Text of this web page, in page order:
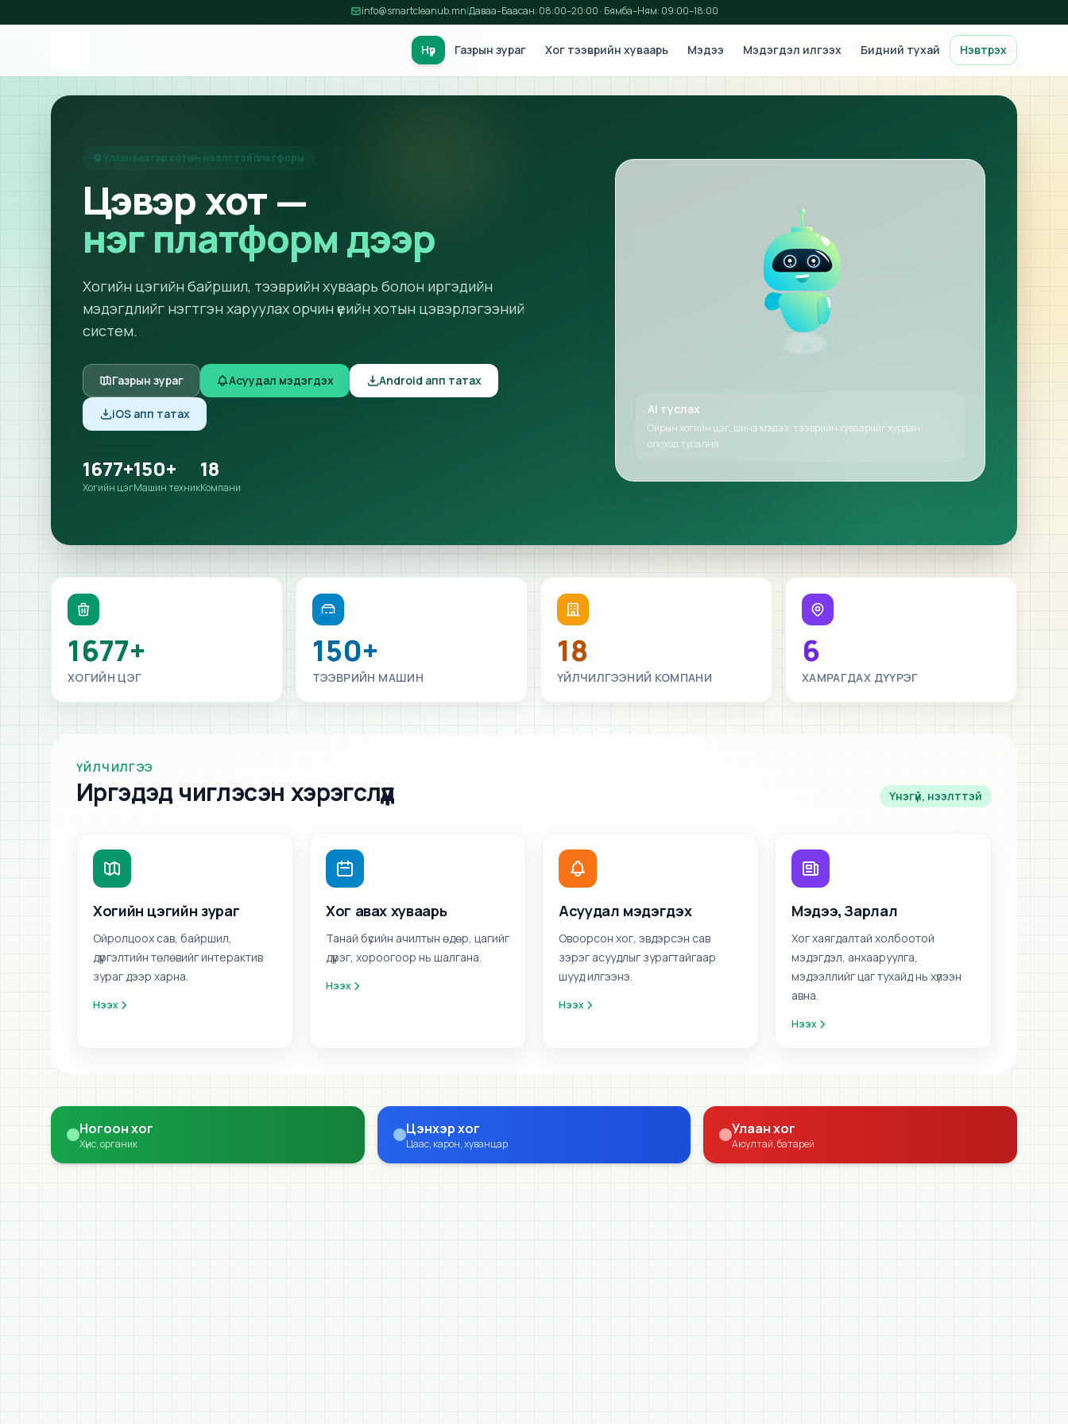
info@smartcleanub.mn|Даваа–Баасан: 08:00–20:00 · Бямба–Ням: 09:00–18:00
Нүүр Газрын зураг Хог тээврийн хуваарь Мэдээ Мэдэгдэл илгээх Бидний тухай Нэвтрэх
Улаанбаатар хотын нээлттэй платформ
Цэвэр хот —
нэг платформ дээр
Хогийн цэгийн байршил, тээврийн хуваарь болон иргэдийн
мэдэгдлийг нэгтгэн харуулах орчин үеийн хотын цэвэрлэгээний
систем.
Газрын зураг Асуудал мэдэгдэх Android апп татах
iOS апп татах
1677+
Хогийн цэг
150+
Машин техник
18
Компани
AI туслах
Ойрын хогийн цэг, шинэ мэдээ, тээврийн хуваарийг хурдан
олоход тусална.
1677+
ХОГИЙН ЦЭГ
150+
ТЭЭВРИЙН МАШИН
18
ҮЙЛЧИЛГЭЭНИЙ КОМПАНИ
6
ХАМРАГДАХ ДҮҮРЭГ
ҮЙЛЧИЛГЭЭ
Иргэдэд чиглэсэн хэрэгслүүд Үнэгүй, нээлттэй
Хогийн цэгийн зураг
Ойролцоох сав, байршил,
дүүргэлтийн төлөвийг интерактив
зураг дээр харна.
Нээх
Хог авах хуваарь
Танай бүсийн ачилтын өдөр, цагийг
дүүрэг, хороогоор нь шалгана.
Нээх
Асуудал мэдэгдэх
Овоорсон хог, эвдэрсэн сав
зэрэг асуудлыг зурагтайгаар
шууд илгээнэ.
Нээх
Мэдээ, Зарлал
Хог хаягдалтай холбоотой
мэдэгдэл, анхааруулга,
мэдээллийг цаг тухайд нь хүлээн
авна.
Нээх
Ногоон хог
Хүнс, органик
Цэнхэр хог
Цаас, карон, хуванцар
Улаан хог
Аюултай, батарей